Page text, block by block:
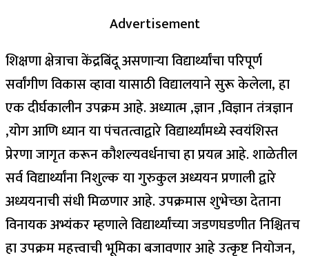
Advertisement
शिक्षणा क्षेत्राचा केंद्रबिंदू असणाऱ्या विद्यार्थ्यांचा परिपूर्ण
सर्वांगीण विकास व्हावा यासाठी विद्यालयाने सुरू केलेला, हा
एक दीर्घकालीन उपक्रम आहे. अध्यात्म ,ज्ञान ,विज्ञान तंत्रज्ञान
,योग आणि ध्यान या पंचतत्वाद्वारे विद्यार्थ्यांमध्ये स्वयंशिस्त
प्रेरणा जागृत करून कौशल्यवर्धनाचा हा प्रयत्न आहे. शाळेतील
सर्व विद्यार्थ्यांना निशुल्क या गुरुकुल अध्ययन प्रणाली द्वारे
अध्ययनाची संधी मिळणार आहे. उपक्रमास शुभेच्छा देताना
विनायक अभ्यंकर म्हणाले विद्यार्थ्यांच्या जडणघडणीत निश्चितच
हा उपक्रम महत्त्वाची भूमिका बजावणार आहे उत्कृष्ट नियोजन,